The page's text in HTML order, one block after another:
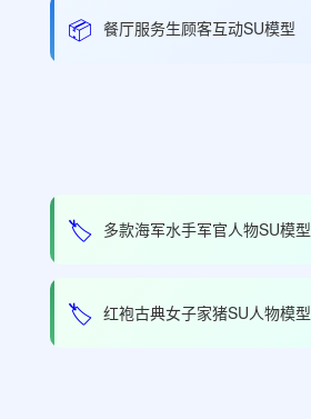
📦 餐厅服务生顾客互动SU模型
🏷️ 多款海军水手军官人物SU模型
🏷️ 红袍古典女子家猪SU人物模型